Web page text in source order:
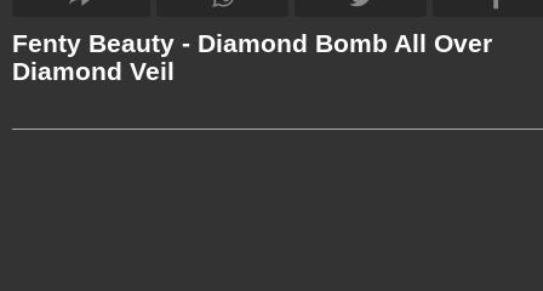
Fenty Beauty - Diamond Bomb All Over
Diamond Veil